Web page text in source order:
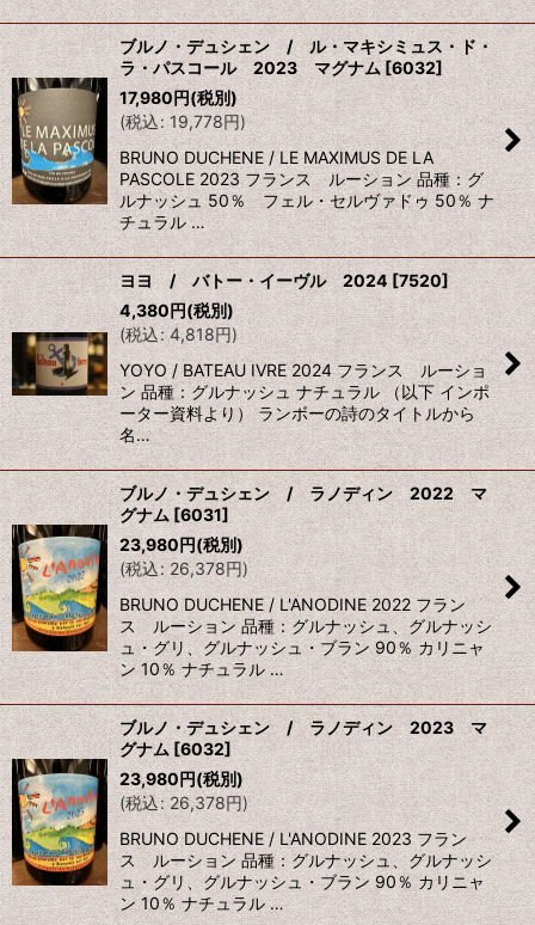
ブルノ・デュシェン / ル・マキシミュス・ド・
ラ・パスコール 2023 マグナム [6032]
17,980円(税別)
(税込: 19,778円)
BRUNO DUCHENE / LE MAXIMUS DE LA
PASCOLE 2023 フランス ルーション 品種：グ
ルナッシュ 50％ フェル・セルヴァドゥ 50％ ナ
チュラル …
ヨヨ / バトー・イーヴル 2024 [7520]
4,380円(税別)
(税込: 4,818円)
YOYO / BATEAU IVRE 2024 フランス ルーショ
ン 品種：グルナッシュ ナチュラル （以下 インポ
ーター資料より） ランボーの詩のタイトルから
名…
ブルノ・デュシェン / ラノディン 2022 マ
グナム[6031]
23,980円(税別)
(税込: 26,378円)
BRUNO DUCHENE / L'ANODINE 2022 フラン
ス ルーション 品種：グルナッシュ、グルナッシ
ュ・グリ、グルナッシュ・ブラン 90％ カリニャ
ン 10％ ナチュラル …
ブルノ・デュシェン / ラノディン 2023 マ
グナム[6032]
23,980円(税別)
(税込: 26,378円)
BRUNO DUCHENE / L'ANODINE 2023 フラン
ス ルーション 品種：グルナッシュ、グルナッシ
ュ・グリ、グルナッシュ・ブラン 90％ カリニャ
ン 10％ ナチュラル …